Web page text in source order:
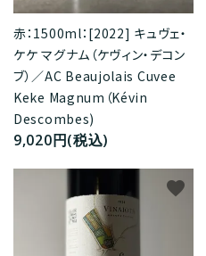
赤：1500ml：[2022] キュヴェ・
ケケ マグナム（ケヴィン・デコン
ブ）／AC Beaujolais Cuvee
Keke Magnum（Kévin
Descombes)
9,020円(税込)
favorite